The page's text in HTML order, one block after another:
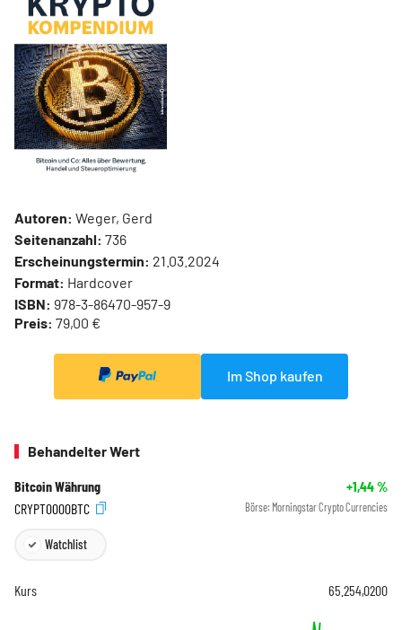
Autoren: Weger, Gerd
Seitenanzahl: 736
Erscheinungstermin: 21.03.2024
Format: Hardcover
ISBN: 978-3-86470-957-9
Preis: 79,00 €
Im Shop kaufen
Behandelter Wert
Bitcoin Währung +1,44%
CRYPT0000BTC
Börse: Morningstar Crypto Currencies
Watchlist
Kurs 65.254,0200